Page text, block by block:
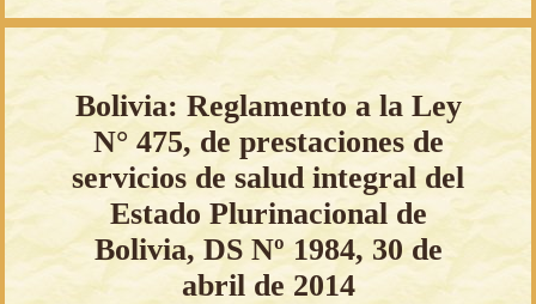
Bolivia: Reglamento a la Ley
N° 475, de prestaciones de
servicios de salud integral del
Estado Plurinacional de
Bolivia, DS Nº 1984, 30 de
abril de 2014